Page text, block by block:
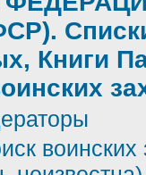
Книги